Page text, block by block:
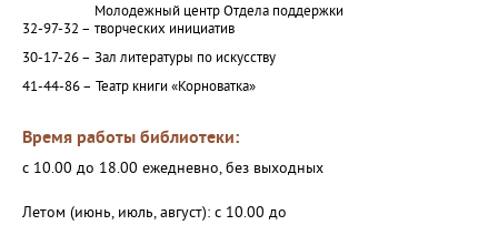
32-97-32 –
Молодежный центр Отдела поддержки
творческих инициатив
30-17-26 – Зал литературы по искусству
41-44-86 – Театр книги «Корноватка»
Время работы библиотеки:
с 10.00 до 18.00 ежедневно, без выходных
Летом (июнь, июль, август): с 10.00 до